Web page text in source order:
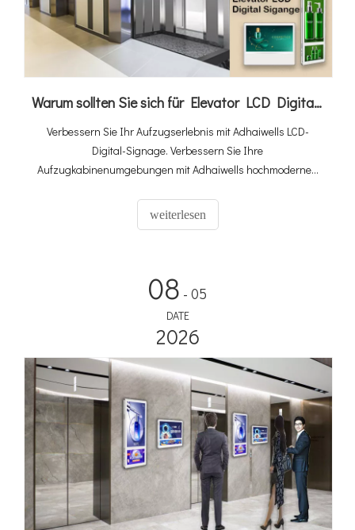
Warum sollten Sie sich für Elevator LCD Digital Signage für die Werbung in Aufzugskabinen entscheiden?
Verbessern Sie Ihr Aufzugserlebnis mit Adhaiwells LCD-
Digital-Signage. Verbessern Sie Ihre
Aufzugkabinenumgebungen mit Adhaiwells hochmodernen
dynamischen Anzeigen, Echtzeitinformationen und gezielter
Werbung. Steigern Sie ihr Erlebnis und stärken Sie Ihre Marke
weiterlesen
08 - 05
DATE
2026